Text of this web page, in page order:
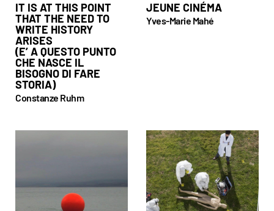
IT IS AT THIS POINT
THAT THE NEED TO
WRITE HISTORY
ARISES
(E’ A QUESTO PUNTO
CHE NASCE IL
BISOGNO DI FARE
STORIA)
Constanze Ruhm
JEUNE CINÉMA
Yves-Marie Mahé